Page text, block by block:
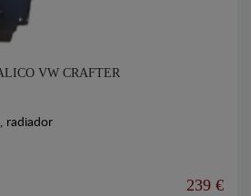
VW CRAFTER
radiador
239 €